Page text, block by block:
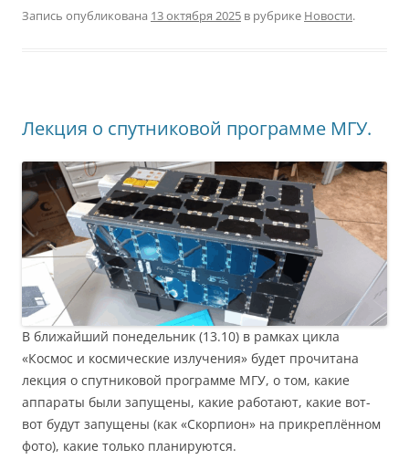
Запись опубликована 13 октября 2025 в рубрике Новости.
Лекция о спутниковой программе МГУ.
В ближайший понедельник (13.10) в рамках цикла
«Космос и космические излучения» будет прочитана
лекция о спутниковой программе МГУ, о том, какие
аппараты были запущены, какие работают, какие вот-
вот будут запущены (как «Скорпион» на прикреплённом
фото), какие только планируются.